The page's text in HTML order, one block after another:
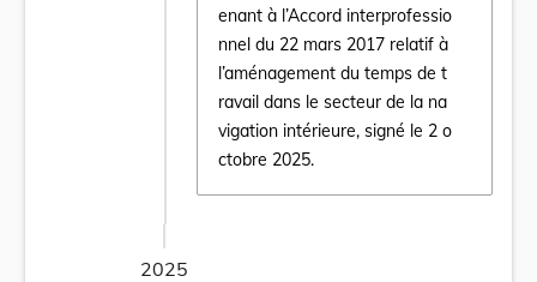
enant à l’Accord interprofessio
nnel du 22 mars 2017 relatif à
l’aménagement du temps de t
ravail dans le secteur de la na
vigation intérieure, signé le 2 o
ctobre 2025.
Ouvrir le document Règlement grand-
2025